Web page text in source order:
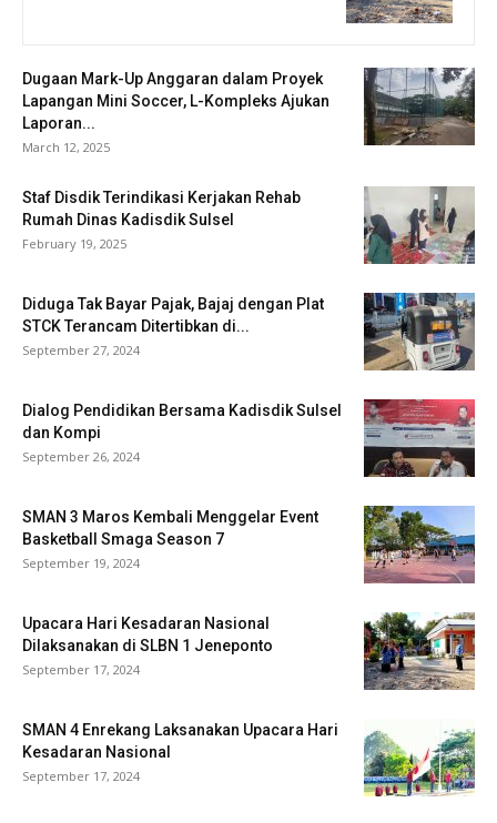
Dugaan Mark-Up Anggaran dalam Proyek
Lapangan Mini Soccer, L-Kompleks Ajukan
Laporan...
March 12, 2025
Staf Disdik Terindikasi Kerjakan Rehab
Rumah Dinas Kadisdik Sulsel
February 19, 2025
Diduga Tak Bayar Pajak, Bajaj dengan Plat
STCK Terancam Ditertibkan di...
September 27, 2024
Dialog Pendidikan Bersama Kadisdik Sulsel
dan Kompi
September 26, 2024
SMAN 3 Maros Kembali Menggelar Event
Basketball Smaga Season 7
September 19, 2024
Upacara Hari Kesadaran Nasional
Dilaksanakan di SLBN 1 Jeneponto
September 17, 2024
SMAN 4 Enrekang Laksanakan Upacara Hari
Kesadaran Nasional
September 17, 2024